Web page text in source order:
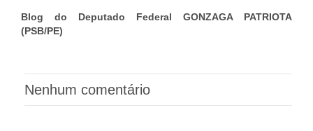
Blog do Deputado Federal GONZAGA PATRIOTA
(PSB/PE)
Nenhum comentário